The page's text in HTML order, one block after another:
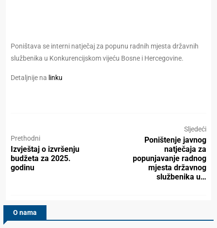
Poništava se interni natječaj za popunu radnih mjesta državnih
službenika u Konkurencijskom vijeću Bosne i Hercegovine.
Detaljnije na linku
Prethodni
Izvještaj o izvršenju
budžeta za 2025.
godinu
Sljedeći
Poništenje javnog
natječaja za
popunjavanje radnog
mjesta državnog
službenika u…
O nama